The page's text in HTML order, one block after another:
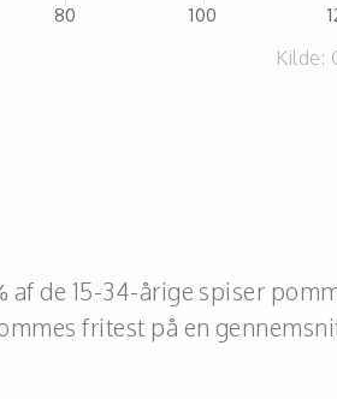
Kilde:
de 15-34-årige spiser
fritest på en